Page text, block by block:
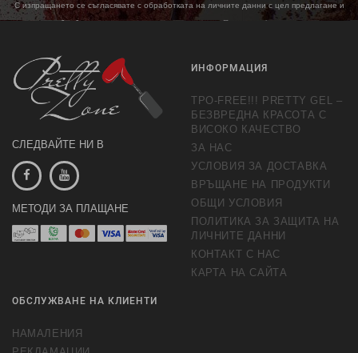
С изпращането се съгласявате с обработката на личните данни с цел предлагане и
обработка на маркетингови предложения. Повече информация
СЛЕДВАЙТЕ НИ В
МЕТОДИ ЗА ПЛАЩАНЕ
ИНФОРМАЦИЯ
TPO-FREE!!! PRETTY GEL –
БЕЗВРЕДНА КРАСОТА С
ВИСОКО КАЧЕСТВО
ЗА НАС
УСЛОВИЯ ЗА ДОСТАВКА
ВРЪЩАНЕ НА ПРОДУКТИ
ОБЩИ УСЛОВИЯ
ПОЛИТИКА ЗА ЗАЩИТА НА
ЛИЧНИТЕ ДАННИ
КОНТАКТ С НАС
КАРТА НА САЙТА
ОБСЛУЖВАНЕ НА КЛИЕНТИ
НАМАЛЕНИЯ